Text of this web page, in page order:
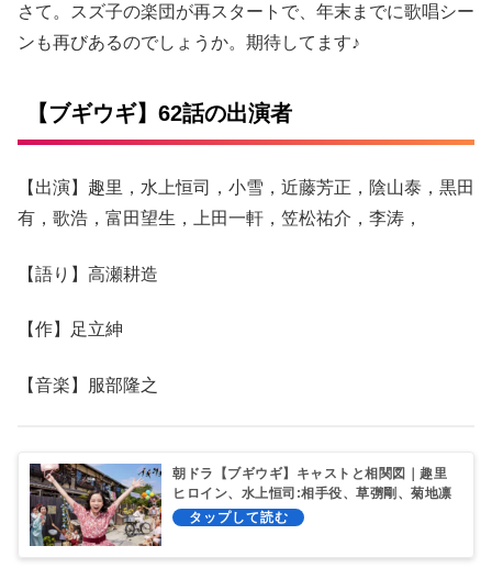
さて。スズ子の楽団が再スタートで、年末までに歌唱シー
ンも再びあるのでしょうか。期待してます♪
【ブギウギ】62話の出演者
【出演】趣里，水上恒司，小雪，近藤芳正，陰山泰，黒田
有，歌浩，富田望生，上田一軒，笠松祐介，李涛，
【語り】高瀬耕造
【作】足立紳
【音楽】服部隆之
朝ドラ【ブギウギ】キャストと相関図｜趣里
ヒロイン、水上恒司:相手役、草彅剛、菊地凛
子ら豪華出演！